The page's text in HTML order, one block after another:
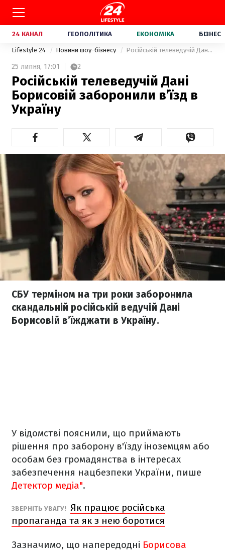
24 КАНАЛ ГЕОПОЛІТИКА ЕКОНОМІКА БІЗНЕС
Lifestyle 24 Новини шоу-бізнесу Російській телеведучій Дані Борисовій заборонили в’їзд в Україну
25 липня, 17:01 2
Російській телеведучій Дані
Борисовій заборонили в’їзд в
Україну
СБУ терміном на три роки заборонила
скандальній російській ведучій Дані
Борисовій в’їжджати в Україну.
У відомстві пояснили, що приймають
рішення про заборону в'їзду іноземцям або
особам без громадянства в інтересах
забезпечення нацбезпеки України, пише
Детектор медіа".
ЗВЕРНІТЬ УВАГУ! Як працює російська
пропаганда та як з нею боротися
Зазначимо, що напередодні Борисова